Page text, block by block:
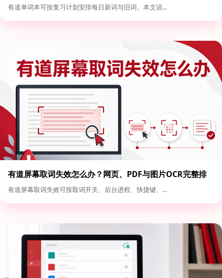
有道单词本可按复习计划安排每日新词与旧词。本文说...
有道屏幕取词失效怎么办？网页、PDF与图片OCR完整排
查
有道屏幕取词失效可按取词开关、后台进程、快捷键、...